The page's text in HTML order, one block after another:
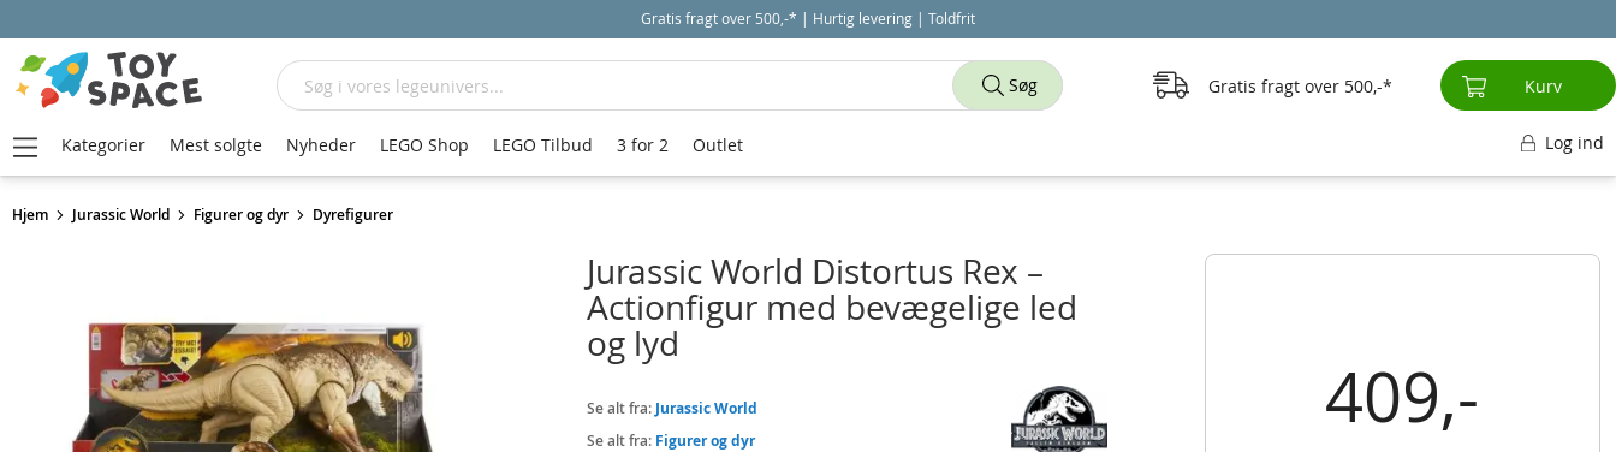
Gratis fragt over 500,-* | Hurtig levering | Toldfrit
Hjem Jurassic World Figurer og dyr Dyrefigurer
409,-
Jurassic World Distortus Rex –
Actionfigur med bevægelige led
og lyd
Se alt fra: Jurassic World
Se alt fra: Figurer og dyr
Søg
Søg Gratis fragt over 500,- Kurv
Kategorier Mest solgte Nyheder LEGO Shop LEGO Tilbud 3 for 2 Outlet Log ind